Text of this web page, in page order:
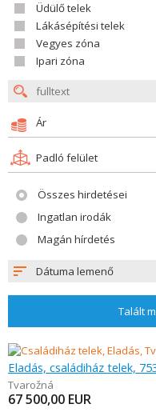
Üdülő telek
Lákásépítési telek
Vegyes zóna
Ipari zóna
Ár
Padló felület
Összes hirdetései
Ingatlan irodák
Magán hírdetés
Dátuma lemenő
Talált
Eladás, családiház telek,
Tvarožná
67 500,00 EUR